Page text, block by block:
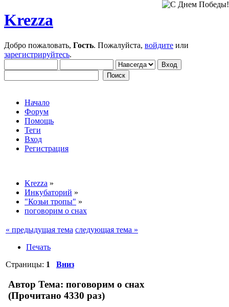
Krezza
Добро пожаловать, Гость. Пожалуйста, войдите или
зарегистрируйтесь.
Начало
Форум
Помощь
Теги
Вход
Регистрация
Krezza »
Инкубаторий »
"Козьи тропы" »
поговорим о снах
« предыдущая тема следующая тема »
Печать
Страницы: 1 Вниз
Автор Тема: поговорим о снах
(Прочитано 4330 раз)